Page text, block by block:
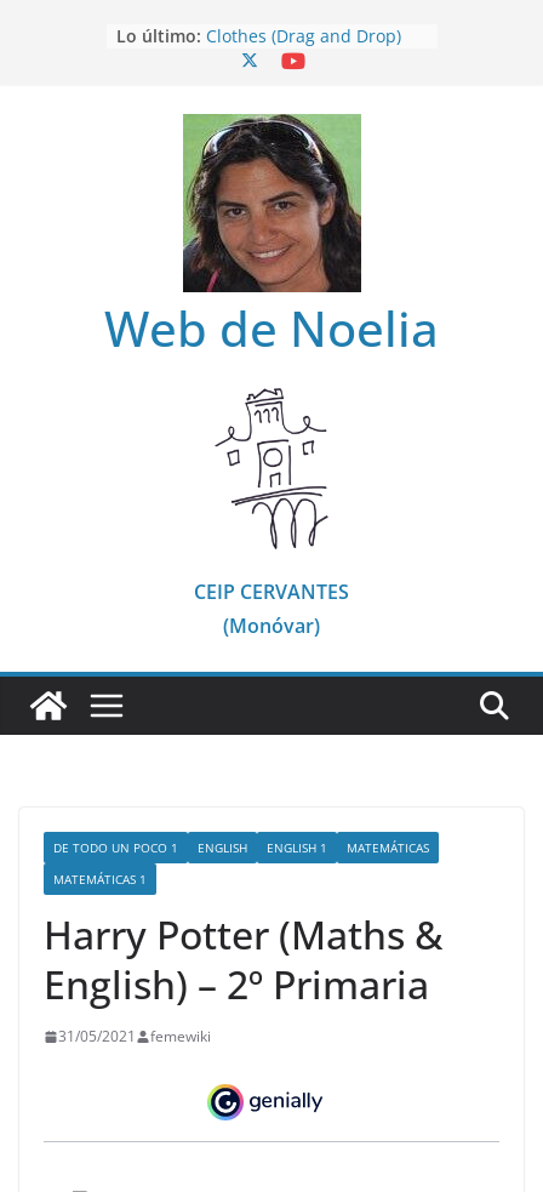
Lo último: Clothes (Drag and Drop)
Clothes
Clothes (Spot it)
Clothes (Listen and choose)
Web de Noelia
CEIP CERVANTES
(Monóvar)
DE TODO UN POCO 1 ENGLISH ENGLISH 1
MATEMÁTICAS
MATEMÁTICAS 1
Harry Potter (Maths &
English) – 2º Primaria
31/05/2021 femewiki